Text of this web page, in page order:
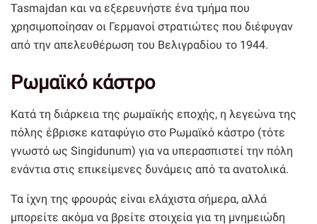
Tasmajdan και να εξερευνήστε ένα τμήμα που
χρησιμοποίησαν οι Γερμανοί στρατιώτες που διέφυγαν
από την απελευθέρωση του Βελιγραδίου το 1944.
Ρωμαϊκό κάστρο
Κατά τη διάρκεια της ρωμαϊκής εποχής, η λεγεώνα της
πόλης έβρισκε καταφύγιο στο Ρωμαϊκό κάστρο (τότε
γνωστό ως Singidunum) για να υπερασπιστεί την πόλη
ενάντια στις επικείμενες δυνάμεις από τα ανατολικά.
Τα ίχνη της φρουράς είναι ελάχιστα σήμερα, αλλά
μπορείτε ακόμα να βρείτε στοιχεία για τη μνημειώδη